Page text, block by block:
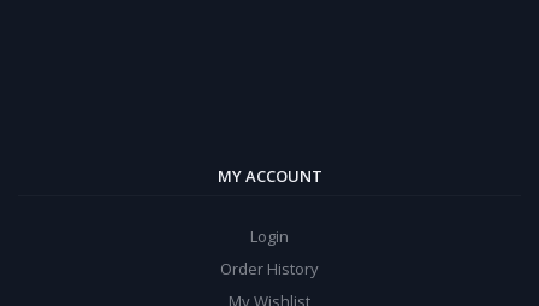
MY ACCOUNT
Login
Order History
My Wishlist